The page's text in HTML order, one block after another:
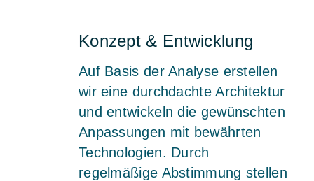
Konzept & Entwicklung
Auf Basis der Analyse erstellen
wir eine durchdachte Architektur
und entwickeln die gewünschten
Anpassungen mit bewährten
Technologien. Durch
regelmäßige Abstimmung stellen